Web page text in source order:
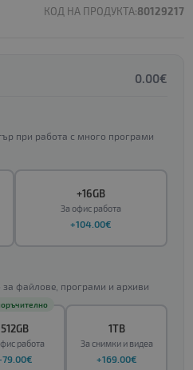
КОД НА ПРОДУКТА:80129217
0.00€
при работа с много програми
+16GB
За офис работа
+104.00€
файлове, програми и архиви
512GB
работа
1TB
За снимки и видеа
+169.00€